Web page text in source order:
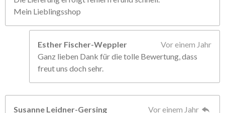
Mein Lieblingsshop
Esther Fischer-Weppler
Vor einem Jahr
Ganz lieben Dank für die tolle Bewertung, dass
freut uns doch sehr.
Susanne Leidner-Gersing
Vor einem Jahr